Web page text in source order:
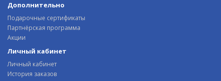
Дополнительно
Подарочные сертификаты
Партнёрская программа
Акции
Личный кабинет
Личный кабинет
История заказов